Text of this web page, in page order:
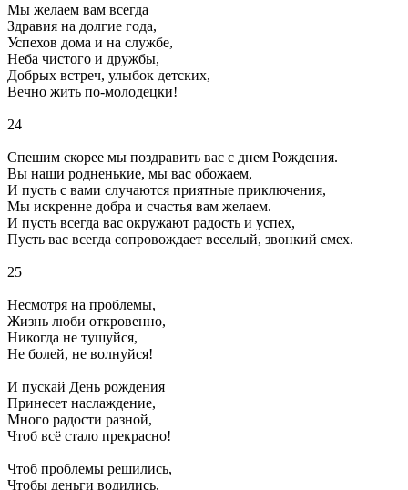
Мы желаем вам всегда
Здравия на долгие года,
Успехов дома и на службе,
Неба чистого и дружбы,
Добрых встреч, улыбок детских,
Вечно жить по-молодецки!
24
Спешим скорее мы поздравить вас с днем Рождения.
Вы наши родненькие, мы вас обожаем,
И пусть с вами случаются приятные приключения,
Мы искренне добра и счастья вам желаем.
И пусть всегда вас окружают радость и успех,
Пусть вас всегда сопровождает веселый, звонкий смех.
25
Несмотря на проблемы,
Жизнь люби откровенно,
Никогда не тушуйся,
Не болей, не волнуйся!
И пускай День рождения
Принесет наслаждение,
Много радости разной,
Чтоб всё стало прекрасно!
Чтоб проблемы решились,
Чтобы деньги водились,